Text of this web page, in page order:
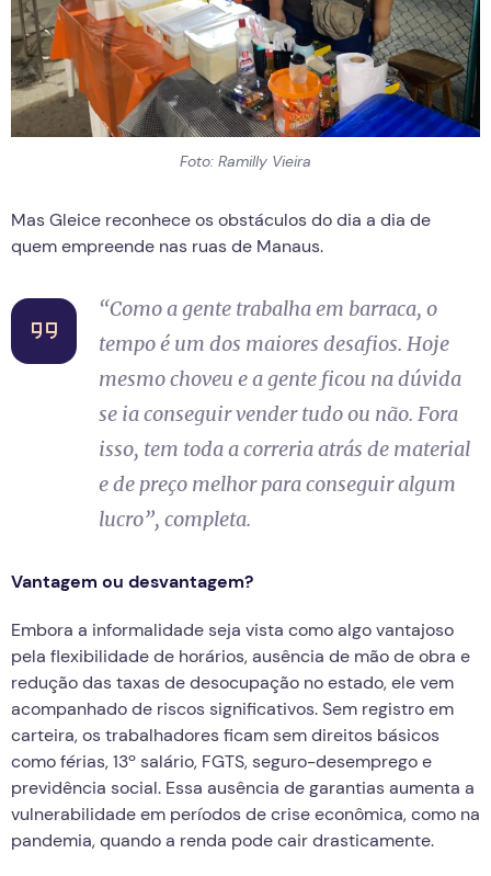
Foto: Ramilly Vieira
Mas Gleice reconhece os obstáculos do dia a dia de
quem empreende nas ruas de Manaus.
“Como a gente trabalha em barraca, o
tempo é um dos maiores desafios. Hoje
mesmo choveu e a gente ficou na dúvida
se ia conseguir vender tudo ou não. Fora
isso, tem toda a correria atrás de material
e de preço melhor para conseguir algum
lucro”, completa.
Vantagem ou desvantagem?
Embora a informalidade seja vista como algo vantajoso
pela flexibilidade de horários, ausência de mão de obra e
redução das taxas de desocupação no estado, ele vem
acompanhado de riscos significativos. Sem registro em
carteira, os trabalhadores ficam sem direitos básicos
como férias, 13º salário, FGTS, seguro-desemprego e
previdência social. Essa ausência de garantias aumenta a
vulnerabilidade em períodos de crise econômica, como na
pandemia, quando a renda pode cair drasticamente.